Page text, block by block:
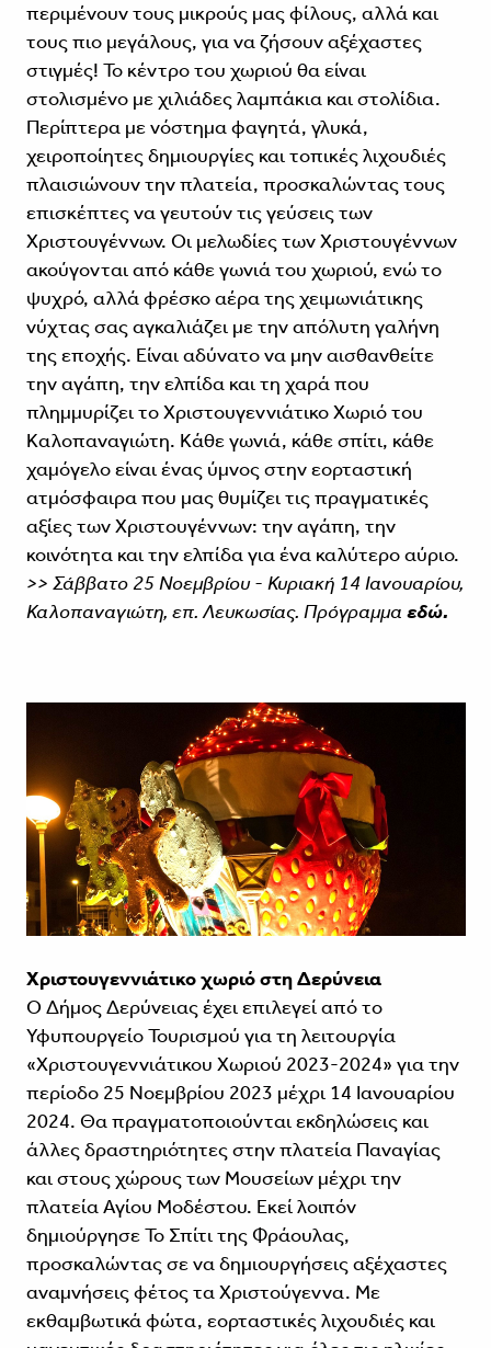
περιμένουν τους μικρούς μας φίλους, αλλά και
τους πιο μεγάλους, για να ζήσουν αξέχαστες
στιγμές! Το κέντρο του χωριού θα είναι
στολισμένο με χιλιάδες λαμπάκια και στολίδια.
Περίπτερα με νόστημα φαγητά, γλυκά,
χειροποίητες δημιουργίες και τοπικές λιχουδιές
πλαισιώνουν την πλατεία, προσκαλώντας τους
επισκέπτες να γευτούν τις γεύσεις των
Χριστουγέννων. Οι μελωδίες των Χριστουγέννων
ακούγονται από κάθε γωνιά του χωριού, ενώ το
ψυχρό, αλλά φρέσκο αέρα της χειμωνιάτικης
νύχτας σας αγκαλιάζει με την απόλυτη γαλήνη
της εποχής. Είναι αδύνατο να μην αισθανθείτε
την αγάπη, την ελπίδα και τη χαρά που
πλημμυρίζει το Χριστουγεννιάτικο Χωριό του
Καλοπαναγιώτη. Κάθε γωνιά, κάθε σπίτι, κάθε
χαμόγελο είναι ένας ύμνος στην εορταστική
ατμόσφαιρα που μας θυμίζει τις πραγματικές
αξίες των Χριστουγέννων: την αγάπη, την
κοινότητα και την ελπίδα για ένα καλύτερο αύριο.
>> Σάββατο 25 Νοεμβρίου - Κυριακή 14 Ιανουαρίου,
Καλοπαναγιώτη, επ. Λευκωσίας. Πρόγραμμα εδώ.
Χριστουγεννιάτικο χωριό στη Δερύνεια
Ο Δήμος Δερύνειας έχει επιλεγεί από το
Υφυπουργείο Τουρισμού για τη λειτουργία
«Χριστουγεννιάτικου Χωριού 2023-2024» για την
περίοδο 25 Νοεμβρίου 2023 μέχρι 14 Ιανουαρίου
2024. Θα πραγματοποιούνται εκδηλώσεις και
άλλες δραστηριότητες στην πλατεία Παναγίας
και στους χώρους των Μουσείων μέχρι την
πλατεία Αγίου Μοδέστου. Εκεί λοιπόν
δημιούργησε Το Σπίτι της Φράουλας,
προσκαλώντας σε να δημιουργήσεις αξέχαστες
αναμνήσεις φέτος τα Χριστούγεννα. Με
εκθαμβωτικά φώτα, εορταστικές λιχουδιές και